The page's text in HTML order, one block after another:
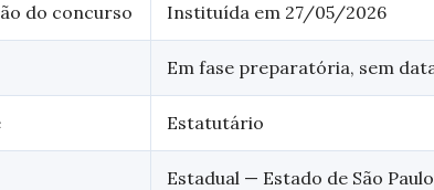
do concurso Instituída em 27/05/2026
Em fase preparatória, sem
Estatutário
Estadual — Estado de São Paulo